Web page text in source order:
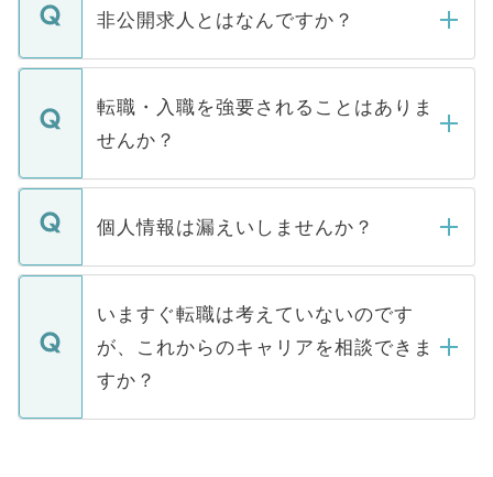
登録内容を確認し、その後メールもしくは
ます。通常、5営業日以内にはご連絡をせて
いただきますので、しばらくお待ちくださ
非公開求人とはなんですか？
マイナビDOCTORで取り扱っている求人の
うち約3割は、Webサイトからご覧いただ
けない「非公開求人」です。非公開求人は
下記の理由によって、一般には公開してい
ません。
■応募殺到を避けるため 人気のある医療機
関を公にしてしまうと、応募が殺到する場
に、医療機関が求める条件に合った人材の
みを人材紹介会社に依頼するケースが増え
ています。
転職・入職を強要されることはありま
せんか？
転職・入職を強要することは一切ありませ
ん。また、仮に応募先から内定をいただい
定を承諾する必要はありません。内定先へ
の辞退の連絡はキャリアパートナーが行い
個人情報は漏えいしませんか？
個人情報が漏えいすることはありませんの
で、ご安心ください。当サイトからの登録
などで収集したご登録者様の個人情報は、
ご本人のキャリアアップおよび転職活動の
支援を目的に使用いたします。お預かりし
ているすべての個人データはご本人の許可
いますぐ転職は考えていないのです
が、これからのキャリアを相談できま
すか？